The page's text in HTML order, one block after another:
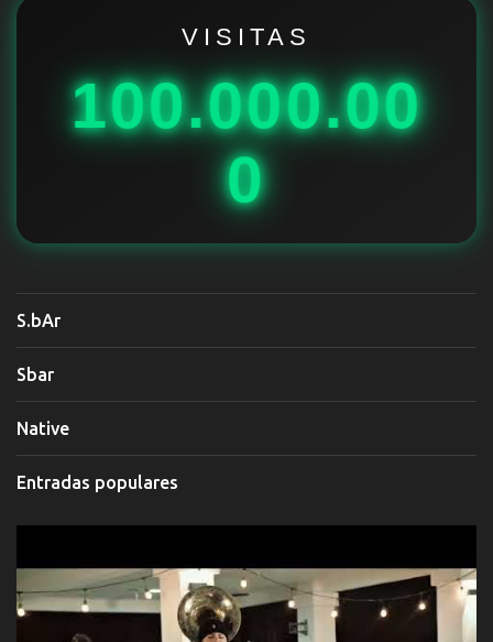
VISITAS
100.000.00
0
S.bAr
Sbar
Native
Entradas populares